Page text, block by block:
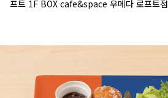
프트 1F BOX cafe&space 우메다 로프트점